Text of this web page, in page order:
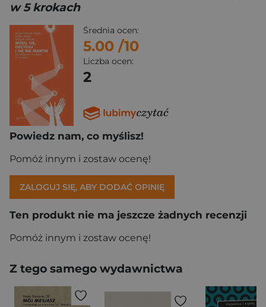
w 5 krokach
Średnia ocen:
5.00 /10
Liczba ocen:
2
Powiedz nam, co myślisz!
Pomóż innym i zostaw ocenę!
ZALOGUJ SIĘ, ABY DODAĆ OPINIĘ
Ten produkt nie ma jeszcze żadnych recenzji
Pomóż innym i zostaw ocenę!
Z tego samego wydawnictwa